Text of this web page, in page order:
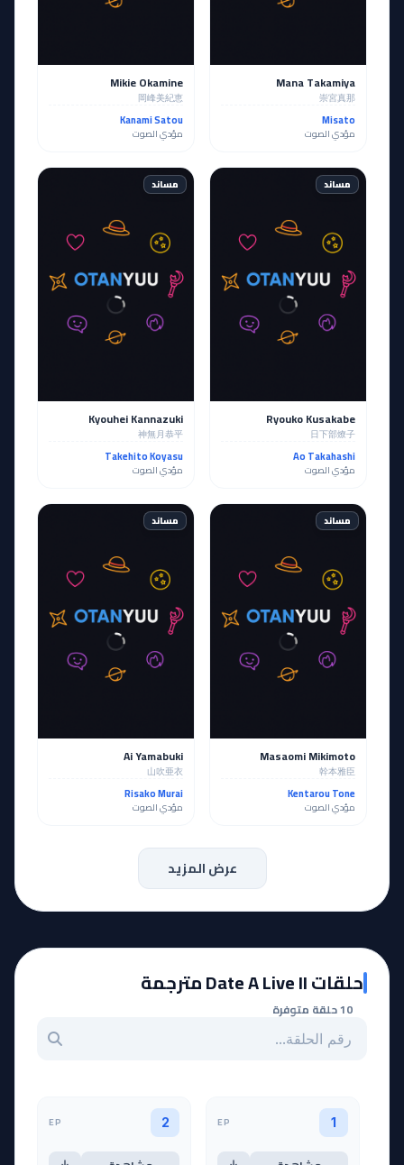
Mana Takamiya
崇宮真那
Misato
مؤدي الصوت
Mikie Okamine
岡峰美紀恵
Kanami Satou
مؤدي الصوت
مساند
Ryouko Kusakabe
日下部燎子
Ao Takahashi
مؤدي الصوت
مساند
Kyouhei Kannazuki
神無月恭平
Takehito Koyasu
مؤدي الصوت
مساند
Masaomi Mikimoto
幹本雅臣
Kentarou Tone
مؤدي الصوت
مساند
Ai Yamabuki
山吹亜衣
Risako Murai
مؤدي الصوت
عرض المزيد
حلقات Date A Live II مترجمة
10 حلقة متوفرة
بحث عن حلقة بالرقم
1
EP
2
EP